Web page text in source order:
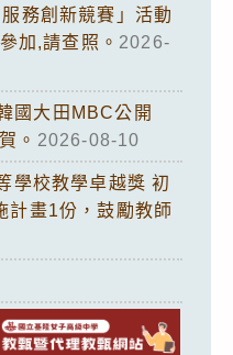
務創新競賽」活動
加,請查照。 2026-
國大田MBC公開
。 2026-08-10
學校教學卓越獎 初
計畫1份，鼓勵教師